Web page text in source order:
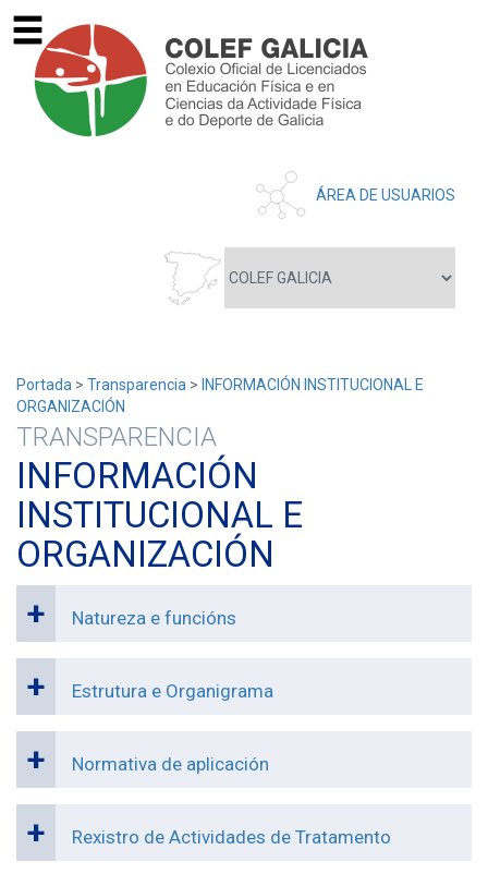
ÁREA DE USUARIOS
Portada > Transparencia > INFORMACIÓN INSTITUCIONAL E
ORGANIZACIÓN
TRANSPARENCIA
INFORMACIÓN
INSTITUCIONAL E
ORGANIZACIÓN
Natureza e funcións
Estrutura e Organigrama
Normativa de aplicación
Rexistro de Actividades de Tratamento